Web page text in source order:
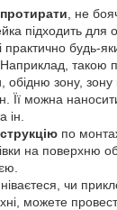
, не
підходить для
практично будь-
такою
зону, зону
Її можна
ін.
по
на поверхню
чи
можете